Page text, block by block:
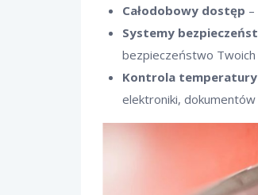
Całodobowy dostęp
Systemy
bezpieczeństwo Twoich
Kontrola
elektroniki,